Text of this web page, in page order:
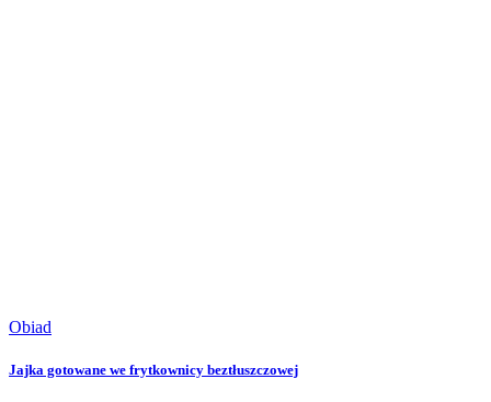
Obiad
Jajka gotowane we frytkownicy beztłuszczowej